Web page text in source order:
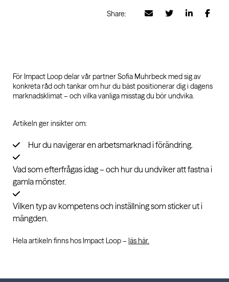
Share:
För Impact Loopdelar vår partner Sofia Muhrbeck med sig av
konkreta råd och tankar om hur du bäst positionerar dig i dagens
marknadsklimat – och vilka vanliga misstag du bör undvika.
Artikeln ger insikter om:
Hur du navigerar en arbetsmarknad i förändring.
Vad som efterfrågas idag – och hur du undviker att fastna i
gamla mönster.
Vilken typ av kompetens och inställning som sticker ut i
mängden.
Hela artikeln finns hos Impact Loop– läs här.